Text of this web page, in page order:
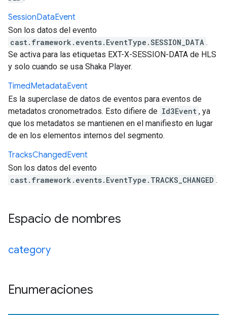
SessionDataEvent
Son los datos del evento
cast.framework.events.EventType.SESSION_DATA .
Se activa para las etiquetas EXT-X-SESSION-DATA de HLS
y solo cuando se usa Shaka Player.
TimedMetadataEvent
Es la superclase de datos de eventos para eventos de
metadatos cronometrados. Esto difiere de Id3Event , ya
que los metadatos se mantienen en el manifiesto en lugar
de en los elementos internos del segmento.
TracksChangedEvent
Son los datos del evento
cast.framework.events.EventType.TRACKS_CHANGED .
Espacio de nombres
category
Enumeraciones